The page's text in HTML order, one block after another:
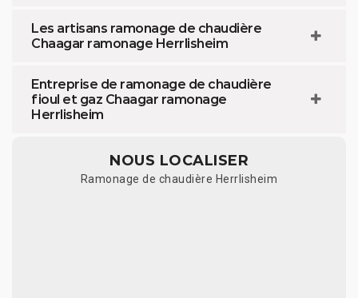
Les artisans ramonage de chaudière
Chaagar ramonage Herrlisheim
Entreprise de ramonage de chaudière
fioul et gaz Chaagar ramonage
Herrlisheim
NOUS LOCALISER
Ramonage de chaudière Herrlisheim